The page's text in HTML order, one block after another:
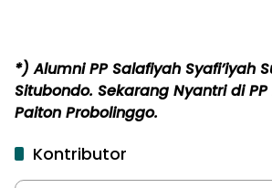
*) Alumni PP Salafiyah Syafi’iyah
Situbondo. Sekarang Nyantri di
Paiton Probolinggo.
Kontributor